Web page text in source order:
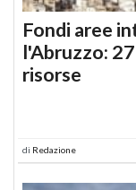
Fondi aree
l'Abruzzo:
risorse
di Redazione